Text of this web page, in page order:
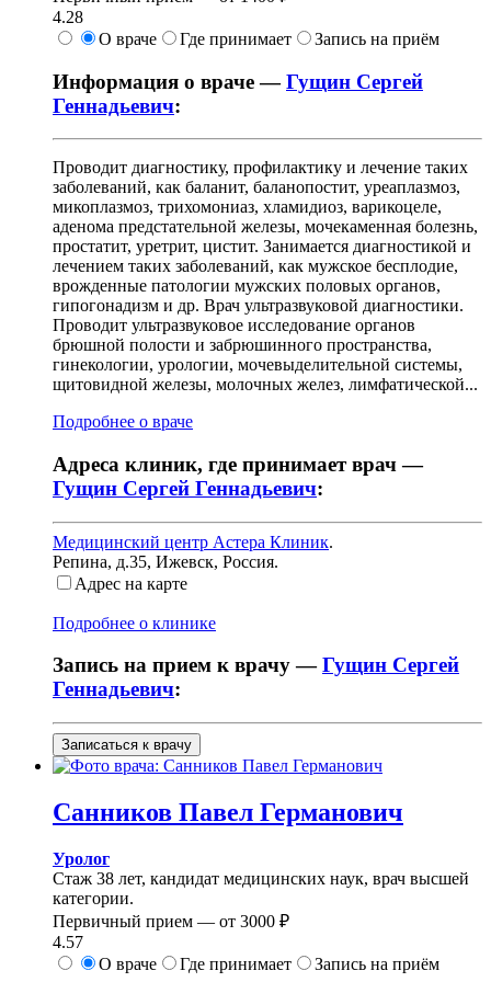
4.28
О враче
Где принимает Запись на приём
Информация о враче —Гущин Сергей
Геннадьевич:
Проводит диагностику, профилактику и лечение таких
заболеваний, как баланит, баланопостит, уреаплазмоз,
микоплазмоз, трихомониаз, хламидиоз, варикоцеле,
аденома предстательной железы, мочекаменная болезнь,
простатит, уретрит, цистит. Занимается диагностикой и
лечением таких заболеваний, как мужское бесплодие,
врожденные патологии мужских половых органов,
гипогонадизм и др. Врач ультразвуковой диагностики.
Проводит ультразвуковое исследование органов
брюшной полости и забрюшинного пространства,
гинекологии, урологии, мочевыделительной системы,
щитовидной железы, молочных желез, лимфатической...
Подробнее о враче
Адреса клиник, где принимает врач —
Гущин Сергей Геннадьевич:
Медицинский центр Астера Клиник.
Репина, д.35, Ижевск, Россия.
Адрес на карте
Подробнее о клинике
Запись на прием к врачу —Гущин Сергей
Геннадьевич:
Записаться к врачу
Санников Павел Германович
Уролог
Стаж 38 лет, кандидат медицинских наук, врач высшей
категории.
Первичный прием — от 3000 ₽
4.57
О враче
Где принимает Запись на приём